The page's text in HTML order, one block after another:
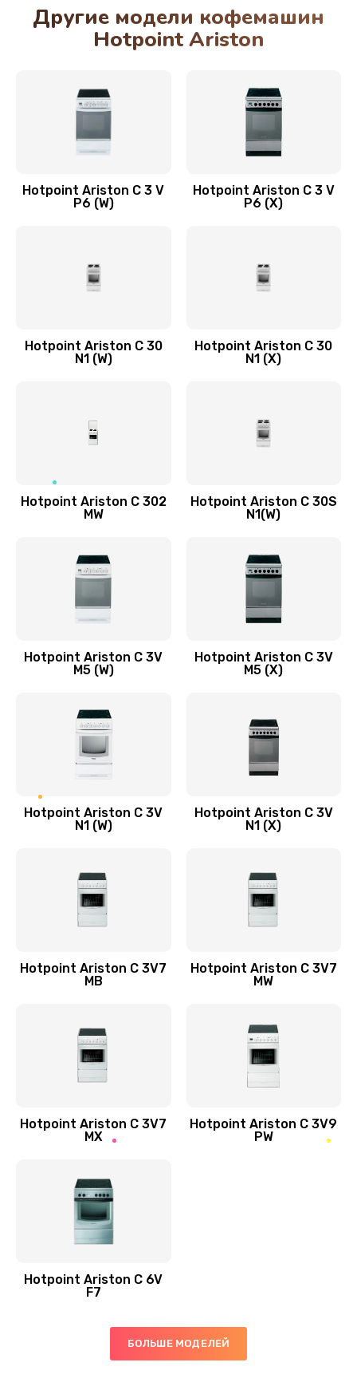
Другие модели кофемашин
Hotpoint Ariston
Hotpoint Ariston C 3 V
P6 (W)
Hotpoint Ariston C 3 V
P6 (X)
Hotpoint Ariston C 30
N1 (W)
Hotpoint Ariston C 30
N1 (X)
Hotpoint Ariston C 302
MW
Hotpoint Ariston C 30S
N1(W)
Hotpoint Ariston C 3V
M5 (W)
Hotpoint Ariston C 3V
M5 (X)
Hotpoint Ariston C 3V
N1 (W)
Hotpoint Ariston C 3V
N1 (X)
Hotpoint Ariston C 3V7
MB
Hotpoint Ariston C 3V7
MW
Hotpoint Ariston C 3V7
MX
Hotpoint Ariston C 3V9
PW
Hotpoint Ariston C 6V
F7
БОЛЬШЕ МОДЕЛЕЙ